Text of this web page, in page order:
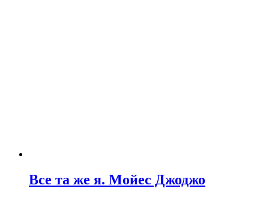
Все та же я. Мойес Джоджо